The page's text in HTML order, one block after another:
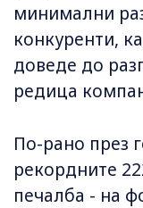
минимални
конкуренти,
доведе до
редица
По-рано през
рекордните
печалба - на